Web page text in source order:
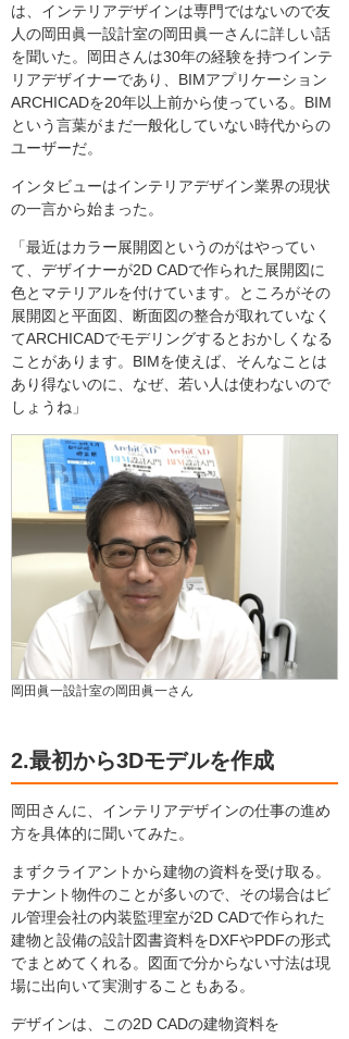
は、インテリアデザインは専門ではないので友
人の岡田眞一設計室の岡田眞一さんに詳しい話
を聞いた。岡田さんは30年の経験を持つインテ
リアデザイナーであり、BIMアプリケーション
ARCHICADを20年以上前から使っている。BIM
という言葉がまだ一般化していない時代からの
ユーザーだ。
インタビューはインテリアデザイン業界の現状
の一言から始まった。
「最近はカラー展開図というのがはやってい
て、デザイナーが2D CADで作られた展開図に
色とマテリアルを付けています。ところがその
展開図と平面図、断面図の整合が取れていなく
てARCHICADでモデリングするとおかしくなる
ことがあります。BIMを使えば、そんなことは
あり得ないのに、なぜ、若い人は使わないので
しょうね」
岡田眞一設計室の岡田眞一さん
2.最初から3Dモデルを作成
岡田さんに、インテリアデザインの仕事の進め
方を具体的に聞いてみた。
まずクライアントから建物の資料を受け取る。
テナント物件のことが多いので、その場合はビ
ル管理会社の内装監理室が2D CADで作られた
建物と設備の設計図書資料をDXFやPDFの形式
でまとめてくれる。図面で分からない寸法は現
場に出向いて実測することもある。
デザインは、この2D CADの建物資料を